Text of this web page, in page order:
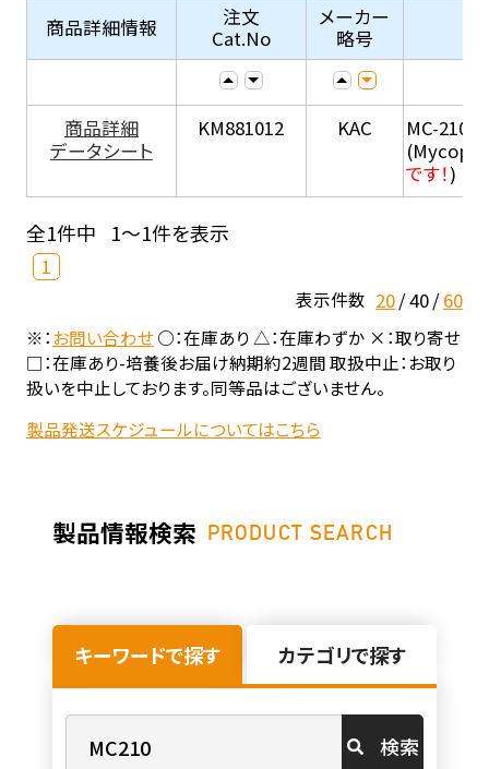
商品詳細情報
注文
Cat.No
メーカー
略号
商品詳細
データシート
KM881012 KAC
MC-210 (
です！)
全1件中 1～1件を表示
1
表示件数 20 40 60
※：お問い合わせ○：在庫あり △：在庫わずか ×：取り寄せ
□：在庫あり-培養後お届け納期約2週間 取扱中止：お取り
扱いを中止しております。同等品はございません。
製品発送スケジュールについてはこちら
製品情報検索 PRODUCT SEARCH
キーワードで探す カテゴリで探す
検索